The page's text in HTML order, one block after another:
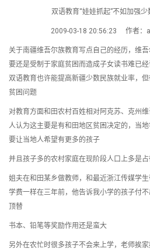
双语教育“娃娃抓起”不如加强
2009-03-18 20:56:23 作者
关于南疆维吾尔族教育写点自己的经历，维
要还是受制于家庭贫困而造成子女读书难已
双语教育也许能提高新疆少数民族就业率，
贫困问题
对教育方面和田农村百姓相对阿克苏、克州
人认为这主要是有和田地区贫困决定的，当
要让当地人希望有更多的孩子
并且孩子多的农村家庭在现阶段人口上多是
姐夫在和田某乡做教师，和最近浙江传媒学
学费一样在三年前，他告诉我小学的孩子付
顶替
书本、铅笔等奖励作用还是蛮大
另外在农忙时很多孩子不会来上学，老师挨